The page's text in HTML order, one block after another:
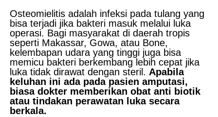
Osteomielitis adalah infeksi pada tulang yang
bisa terjadi jika bakteri masuk melalui luka
operasi. Bagi masyarakat di daerah tropis
seperti Makassar, Gowa, atau Bone,
kelembapan udara yang tinggi juga bisa
memicu bakteri berkembang lebih cepat jika
luka tidak dirawat dengan steril. Apabila
keluhan ini ada pada pasien amputasi,
biasa dokter memberikan obat anti biotik
atau tindakan perawatan luka secara
berkala.